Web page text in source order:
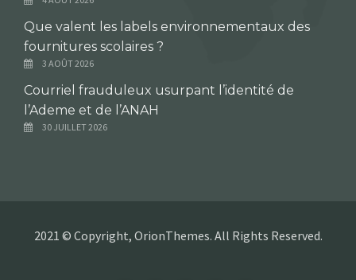
Que valent les labels environnementaux des
fournitures scolaires ?
3 AOÛT 2026
Courriel frauduleux usurpant l’identité de
l’Ademe et de l’ANAH
30 JUILLET 2026
2021 © Copyright, OrionThemes. All Rights Reserved.